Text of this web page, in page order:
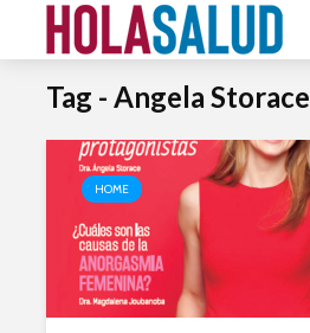
Tag - Angela Storace
HOME